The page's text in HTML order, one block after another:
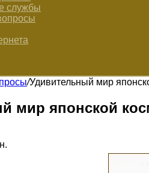
службы
/Удивительный мир
мир японской